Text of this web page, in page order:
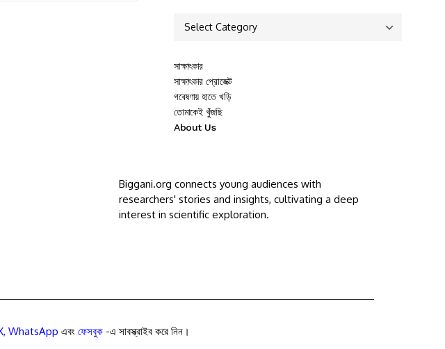
সাক্ষাৎকার
সাক্ষাৎকার প্রোজেক্ট
গবেষণায় হাতে খড়ি
তোমাকেই খুঁজছি
About Us
Biggani.org connects young audiences with
researchers' stories and insights, cultivating a deep
interest in scientific exploration.
, WhatsApp এবং ফেসবুক -এ সাবস্ক্রাইব করে নিন।